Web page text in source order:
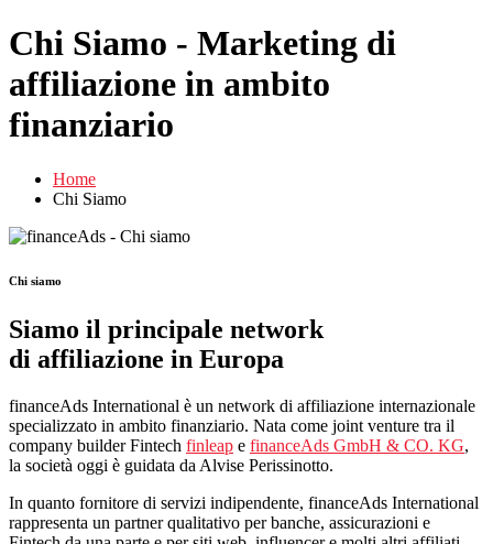
Chi Siamo - Marketing di
affiliazione in ambito
finanziario
Home
Chi Siamo
Chi siamo
Siamo il principale network
di affiliazione in Europa
financeAds International è un network di affiliazione internazionale
specializzato in ambito finanziario. Nata come joint venture tra il
company builder Fintech finleap e financeAds GmbH & CO. KG,
la società oggi è guidata da Alvise Perissinotto.
In quanto fornitore di servizi indipendente, financeAds International
rappresenta un partner qualitativo per banche, assicurazioni e